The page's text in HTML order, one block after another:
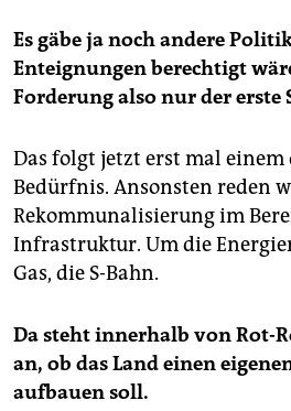
Es gäbe ja noch andere
Enteignungen berechtigt
Forderung also nur der erste
Das folgt jetzt erst mal
Bedürfnis. Ansonsten reden
Rekommunalisierung im
Infrastruktur. Um die
Gas, die S-Bahn.
Da steht innerhalb von Rot-
an, ob das Land einen
aufbauen soll.